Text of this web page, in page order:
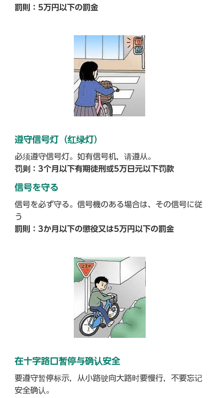
罰則：5万円以下の罰金
遵守信号灯（红绿灯）
必须遵守信号灯。如有信号机，请遵从。
罚则：3个月以下有期徒刑或5万日元以下罚款
信号を守る
信号を必ず守る。信号機のある場合は、その信号に従
う
罰則：3か月以下の懲役又は5万円以下の罰金
在十字路口暂停与确认安全
要遵守暂停标示，从小路驶向大路时要慢行，不要忘记
安全确认。